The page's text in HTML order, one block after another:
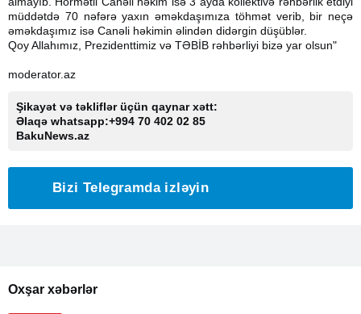
müddətdə 70 nəfərə yaxın əməkdaşımıza töhmət verib, bir neçə
əməkdaşımız isə Canəli həkimin əlindən didərgin düşüblər.
Qoy Allahımız, Prezidenttimiz və TƏBİB rəhbərliyi bizə yar olsun"
moderator.az
Şikayət və təkliflər üçün qaynar xətt:
Əlaqə whatsapp:+994 70 402 02 85
BakuNews.az
Bizi Telegramda izləyin
Oxşar xəbərlər